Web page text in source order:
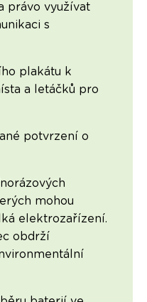
právo využívat
s
plakátu k
a letáčků pro
potvrzení o
mohou
elektrozařízení.
obdrží